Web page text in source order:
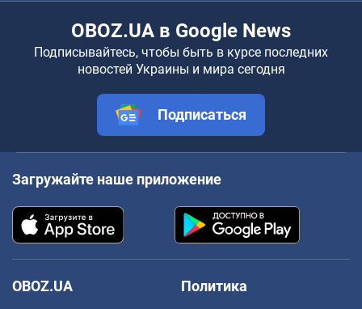
OBOZ.UA в Google News
Подписывайтесь, чтобы быть в курсе последних
новостей Украины и мира сегодня
Подписаться
Загружайте наше приложение
OBOZ.UA
Политика